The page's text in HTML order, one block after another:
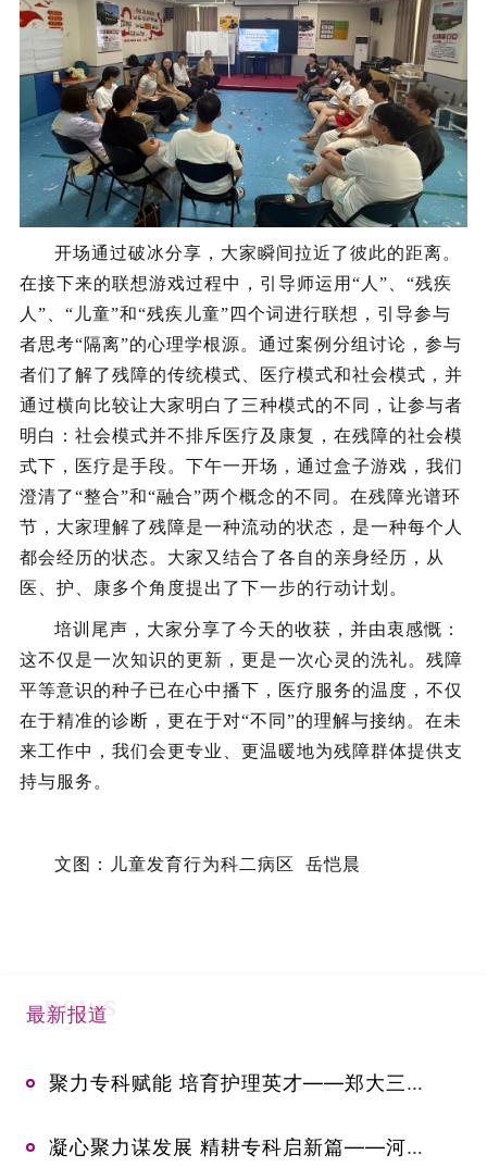
开场通过破冰分享，大家瞬间拉近了彼此的距离。
在接下来的联想游戏过程中，引导师运用“人”、“残疾
人”、“儿童”和“残疾儿童”四个词进行联想，引导参与
者思考“隔离”的心理学根源。 通过案例分组讨论，参与
者们了解了残障的传统模式、医疗模式和社会模式，并
通过横向比较让大家明白了三种模式的不同，让参与者
明白： 社会模式并不排斥医疗及康复，在残障的社会模
式下，医疗是手段。 下午一开场，通过盒子游戏，我们
澄清了“整合”和“融合”两个概念的不同。 在残障光谱环
节，大家理解了残障是一种流动的状态，是一种每个人
都会经历的状态。大家又结合了各自的亲身经历，从
医、护、康多个角度提出了下一步的行动计划。
培训尾声，大家分享了今天的收获，并由衷感慨：
这不仅是一次知识的更新，更是一次心灵的洗礼。残障
平等意识的种子已在心中播下， 医疗服务的温度，不仅
在于精准的诊断，更在于对“不同”的理解与接纳 。 在未
来工作中，我们会更专业、更温暖地为残障群体提供支
持与服务。
文图：儿童发育行为科二病区 岳恺晨
最新报道
news
聚力专科赋能 培育护理英才——郑大三附院举办2026年中华护理学会新生儿专科护士临床实践培训班开班典礼
凝心聚力谋发展 精耕专科启新篇——河南省妇幼保健院乳腺甲状腺外科召开专科高质量发展专题研讨会